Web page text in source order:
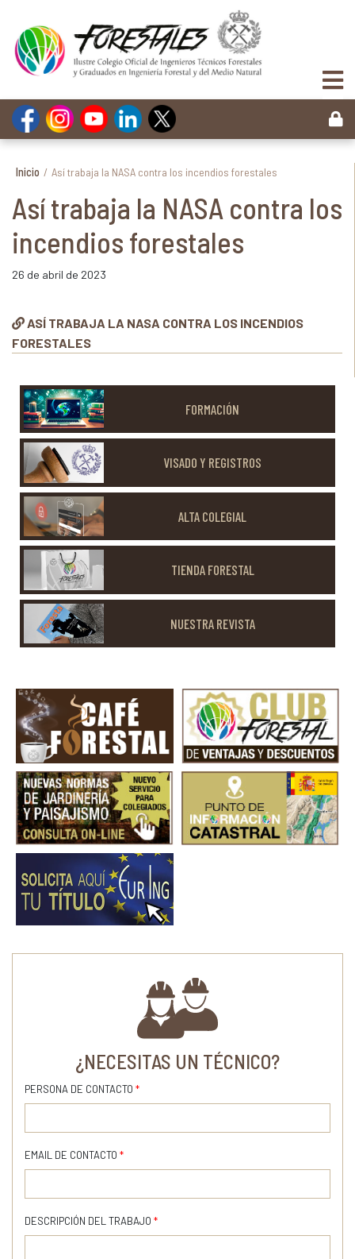
Inicio / Así trabaja la NASA contra los incendios forestales
Así trabaja la NASA contra los
incendios forestales
26 de abril de 2023
ASÍ TRABAJA LA NASA CONTRA LOS INCENDIOS
FORESTALES
FORMACIÓN
VISADO Y REGISTROS
ALTA COLEGIAL
TIENDA FORESTAL
NUESTRA REVISTA
¿NECESITAS UN TÉCNICO?
PERSONA DE CONTACTO *
EMAIL DE CONTACTO *
DESCRIPCIÓN DEL TRABAJO *